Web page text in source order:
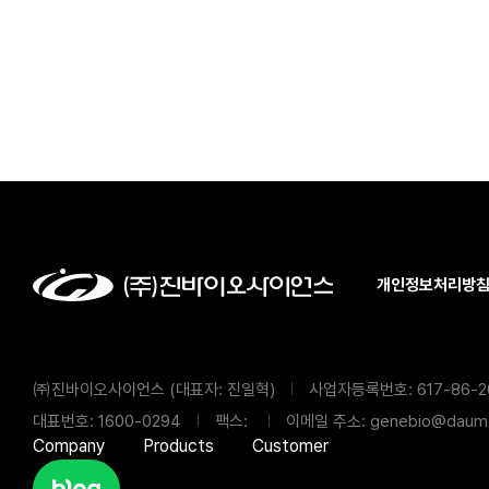
개인정보처리방침
㈜진바이오사이언스 (대표자: 진일혁) 사업자등록번호: 617-86-
대표번호: 1600-0294
팩스: 이메일 주소:
Company Products Customer